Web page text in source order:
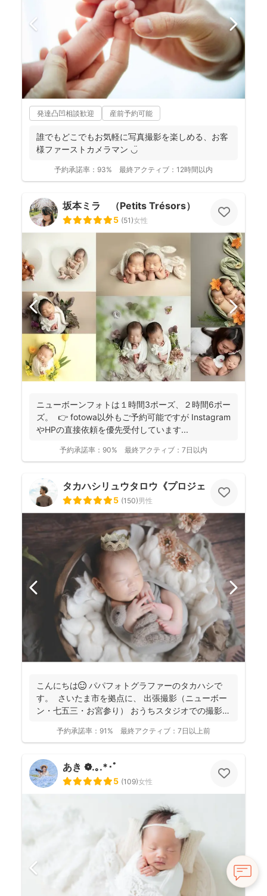
発達凸凹相談歓迎 産前予約可能
誰でもどこでもお気軽に写真撮影を楽しめる、お客
様ファーストカメラマン ◡̈
予約承諾率： 93% 最終アクティブ： 12時間以内
坂本ミラ （Petits Trésors）
5 (51)女性
ニューボーンフォトは１時間3ポーズ、２時間6ポー
ズ。 👉 fotowa以外もご予約可能ですが Instagram
やHPの直接依頼を優先受付しています...
予約承諾率： 90% 最終アクティブ： 7日以内
タカハシリュウタロウ《プロジェクトD》
5 (150)男性
こんにちは😊 パパフォトグラファーのタカハシで
す。 さいたま市を拠点に、 出張撮影（ニューボー
ン・七五三・お宮参り） おうちスタジオでの撮影
予約承諾率： 91% 最終アクティブ： 7日以上前
あき ❁.｡.*･ﾟ
5 (109)女性